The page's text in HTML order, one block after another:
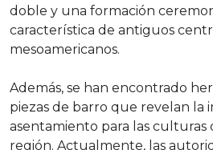
doble y una formación
característica de antiguos
mesoamericanos.
Además, se han encontrado
piezas de barro que revelan la
asentamiento para las culturas
región. Actualmente, las